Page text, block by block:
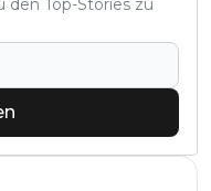
den Top-Stories zu